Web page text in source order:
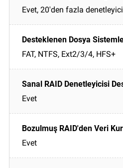
Evet, 20'den fazla denetleyici
FAT, NTFS, Ext2/3/4, HFS+
Evet
Evet